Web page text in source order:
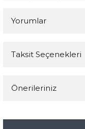
Yorumlar
Taksit Seçenekleri
Önerileriniz
konularda yetersiz